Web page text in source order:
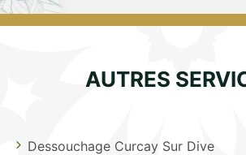
AUTRES
Dessouchage Curcay Sur Dive